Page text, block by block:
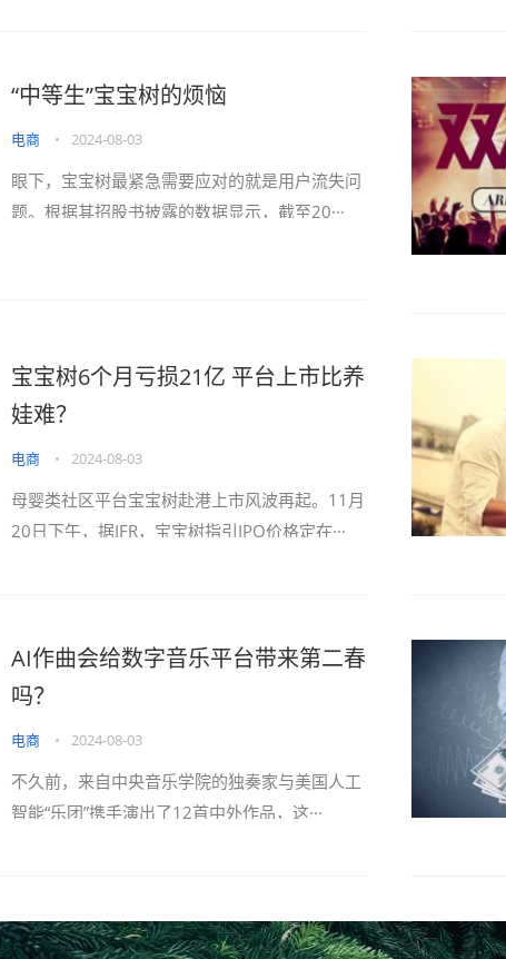
“中等生”宝宝树的烦恼
电商 • 2024-08-03
眼下，宝宝树最紧急需要应对的就是用户流失问
题。根据其招股书披露的数据显示，截至20···
宝宝树6个月亏损21亿 平台上市比养
娃难？
电商 • 2024-08-03
母婴类社区平台宝宝树赴港上市风波再起。11月
20日下午，据IFR，宝宝树指引IPO价格定在···
AI作曲会给数字音乐平台带来第二春
吗？
电商 • 2024-08-03
不久前，来自中央音乐学院的独奏家与美国人工
智能“乐团”携手演出了12首中外作品，这···